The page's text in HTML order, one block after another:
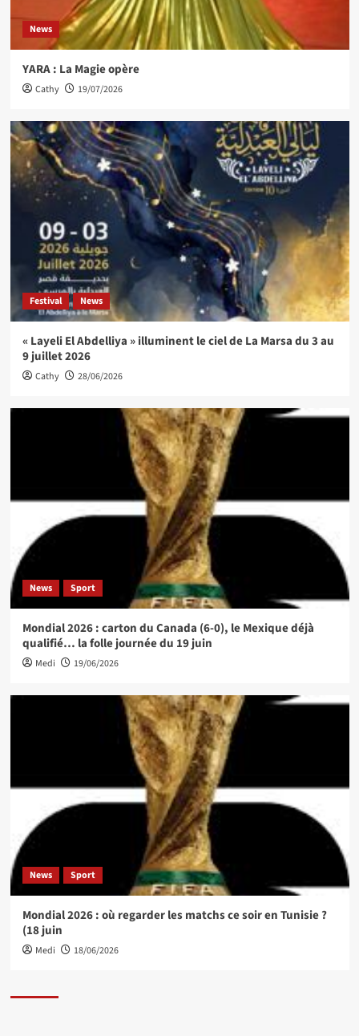
News
YARA : La Magie opère
Cathy 19/07/2026
Festival News
« Layeli El Abdelliya » illuminent le ciel de La Marsa du 3 au
9 juillet 2026
Cathy 28/06/2026
News Sport
Mondial 2026 : carton du Canada (6-0), le Mexique déjà
qualifié… la folle journée du 19 juin
Medi 19/06/2026
News Sport
Mondial 2026 : où regarder les matchs ce soir en Tunisie ?
(18 juin
Medi 18/06/2026